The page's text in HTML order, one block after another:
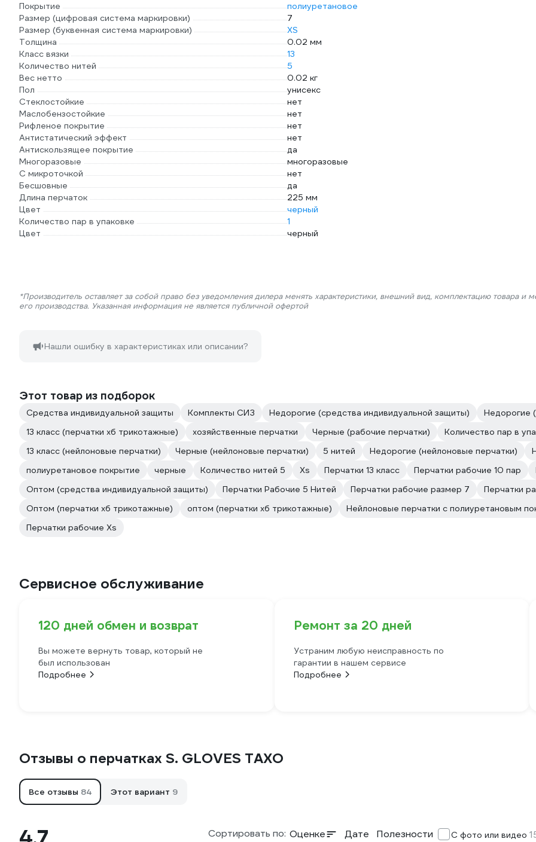
Покрытие
полиуретановое
Размер (цифровая система маркировки)
7
Размер (буквенная система маркировки)
XS
Толщина
0.02 мм
Класс вязки
13
Количество нитей
5
Вес нетто
0.02 кг
Пол
унисекс
Стеклостойкие
нет
Маслобензостойкие
нет
Рифленое покрытие
нет
Антистатический эффект
нет
Антискользящее покрытие
да
Многоразовые
многоразовые
С микроточкой
нет
Бесшовные
да
Длина перчаток
225 мм
Цвет
черный
Количество пар в упаковке
1
Цвет
черный
*Производитель оставляет за собой право без уведомления дилера менять характеристики, внешний вид, комплектацию товара и
его производства. Указанная информация не является публичной офертой
Нашли ошибку в характеристиках или описании?
Этот товар из подборок
Средства индивидуальной защиты Комплекты СИЗ Недорогие (средства индивидуальной защиты)
Недорогие
13 класс (перчатки хб трикотажные)
хозяйственные перчатки Черные (рабочие перчатки)
Количество пар в
13 класс (нейлоновые перчатки)
Черные (нейлоновые перчатки) 5 нитей Недорогие (нейлоновые перчатки)
полиуретановое покрытие
черные Количество нитей 5 Xs Перчатки 13 класс Перчатки рабочие 10 пар
Оптом (средства индивидуальной защиты)
Перчатки Рабочие 5 Нитей Перчатки рабочие размер 7
Перчатки
Оптом (перчатки хб трикотажные)
оптом (перчатки хб трикотажные)
Нейлоновые перчатки с полиуретановым
Перчатки рабочие Xs
Сервисное обслуживание
120 дней обмен и возврат
Вы можете вернуть товар, который не
был использован
Подробнее
Ремонт за 20 дней
Устраним любую неисправность по
гарантии в нашем сервисе
Подробнее
Отзывы о перчатках S. GLOVES TAXO
Все отзывы 84 Этот вариант 9
Сортировать по: Оценке Дате Полезности С фото или видео